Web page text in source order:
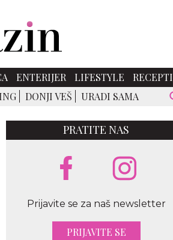
ENTERIJER LIFESTYLE
RECEPTI
DONJI VEŠ URADI SAMA
harpersbazaar.gr
PRATITE NAS
Prijavite se za naš newsletter
PRIJAVITE SE